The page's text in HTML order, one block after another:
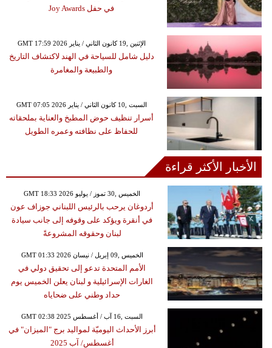
في حفل Joy Awards
GMT 17:59 2026 الإثنين ,19 كانون الثاني / يناير
دليل شامل للسياحة في الهند لاكتشاف التاريخ
والطبيعة والمغامرة
GMT 07:05 2026 السبت ,10 كانون الثاني / يناير
أسرار تنظيف حوض المطبخ والعناية بملحقاته
للحفاظ على نظافته وعمره الطويل
الأخبار الأكثر قراءة
GMT 18:33 2026 الخميس ,30 تموز / يوليو
أردوغان يرحب بالرئيس اللبناني جوزاف عون
في أنقرة ويؤكد على وقوفه إلى جانب سيادة
لبنان وحقوقه المشروعةً
GMT 01:33 2026 الخميس ,09 إبريل / نيسان
الأمم المتحدة تدعو إلى تحقيق دولي في
الغارات الإسرائيلية و لبنان يعلن الخميس يوم
حداد وطني على ضحاياه
GMT 02:38 2025 السبت ,16 آب / أغسطس
أبرز الأحداث اليوميّة لمواليد برج "الميزان" في
أغسطس/ آب 2025